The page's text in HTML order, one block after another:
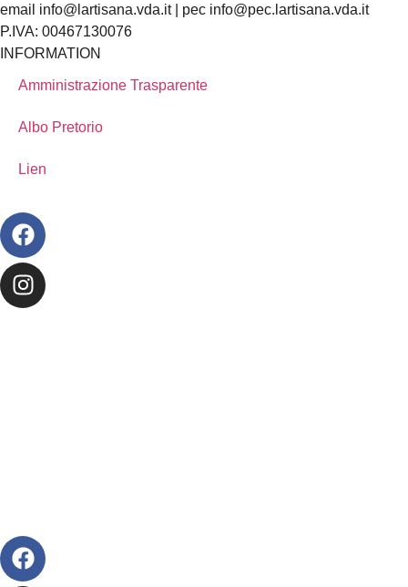
email info@lartisana.vda.it | pec info@pec.lartisana.vda.it
P.IVA: 00467130076
INFORMATION
Amministrazione Trasparente
Albo Pretorio
Lien